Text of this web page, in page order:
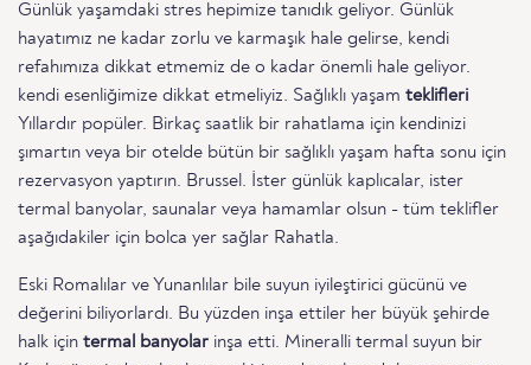
Günlük yaşamdaki stres hepimize tanıdık geliyor. Günlük
hayatımız ne kadar zorlu ve karmaşık hale gelirse, kendi
refahımıza dikkat etmemiz de o kadar önemli hale geliyor.
kendi esenliğimize dikkat etmeliyiz. Sağlıklı yaşam teklifleri
Yıllardır popüler. Birkaç saatlik bir rahatlama için kendinizi
şımartın veya bir otelde bütün bir sağlıklı yaşam hafta sonu için
rezervasyon yaptırın. Brussel. İster günlük kaplıcalar, ister
termal banyolar, saunalar veya hamamlar olsun - tüm teklifler
aşağıdakiler için bolca yer sağlar Rahatla.
Eski Romalılar ve Yunanlılar bile suyun iyileştirici gücünü ve
değerini biliyorlardı. Bu yüzden inşa ettiler her büyük şehirde
halk için termal banyolar inşa etti. Mineralli termal suyun bir